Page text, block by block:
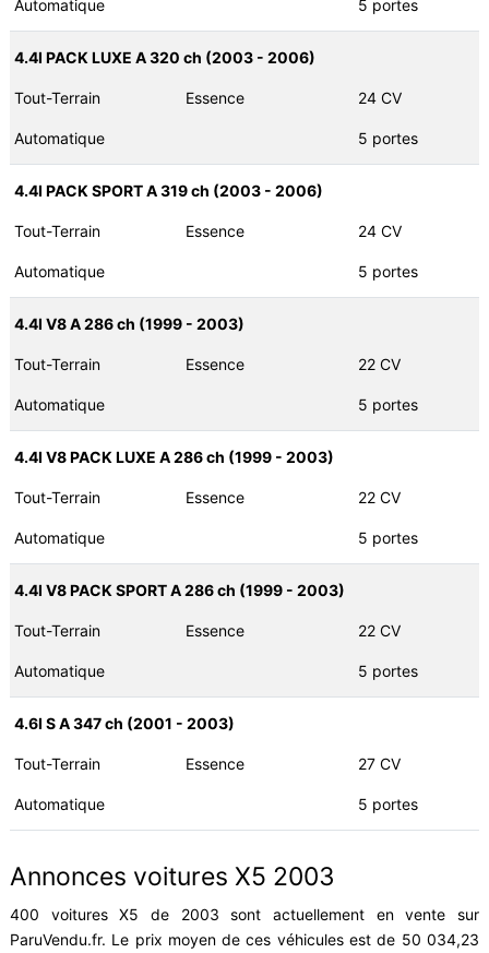
Automatique 5 portes
4.4I PACK LUXE A 320 ch (2003 - 2006)
Tout-Terrain Essence 24 CV
Automatique 5 portes
4.4I PACK SPORT A 319 ch (2003 - 2006)
Tout-Terrain Essence 24 CV
Automatique 5 portes
4.4I V8 A 286 ch (1999 - 2003)
Tout-Terrain Essence 22 CV
Automatique 5 portes
4.4I V8 PACK LUXE A 286 ch (1999 - 2003)
Tout-Terrain Essence 22 CV
Automatique 5 portes
4.4I V8 PACK SPORT A 286 ch (1999 - 2003)
Tout-Terrain Essence 22 CV
Automatique 5 portes
4.6I S A 347 ch (2001 - 2003)
Tout-Terrain Essence 27 CV
Automatique 5 portes
Annonces voitures X5 2003
400 voitures X5 de 2003 sont actuellement en vente sur
ParuVendu.fr. Le prix moyen de ces véhicules est de 50 034,23